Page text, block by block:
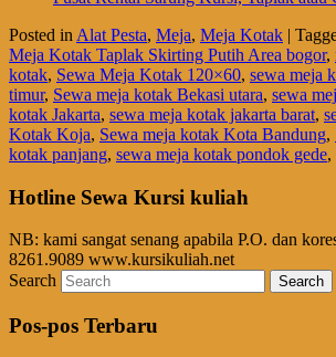
Posted in Alat Pesta, Meja, Meja Kotak |
Meja Kotak Taplak Skirting Putih Area bogor,
kotak, Sewa Meja Kotak 120×60, sewa meja
timur, Sewa meja kotak Bekasi utara, sewa
kotak Jakarta, sewa meja kotak jakarta barat,
Kotak Koja, Sewa meja kotak Kota Bandung,
kotak panjang, sewa meja kotak pondok gede,
Hotline Sewa Kursi kuliah
NB: kami sangat senang apabila P.O. dan
8261.9089 www.kursikuliah.net
Search
Pos-pos Terbaru